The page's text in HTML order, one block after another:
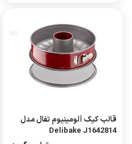
قالب کیک آلومینیوم تفال مدل
Delibake J1642814